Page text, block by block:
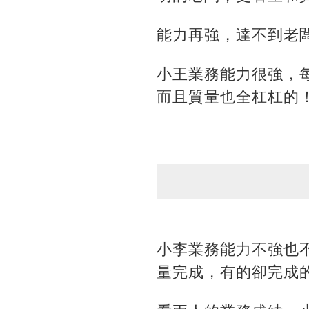
能力再強，達不到老
小王業務能力很強，
而且質量也全杠杠的
小李業務能力不強也
量完成，有的卻完成